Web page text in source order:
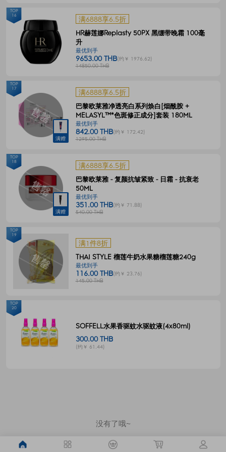
满6888享6.5折
HR赫莲娜Replasty 50PX 黑绷带晚霜 100毫
升
最优到手
9653.00 THB(约￥ 1976.62)
14850.00 THB
TOP
16
满赠
满6888享6.5折
巴黎欧莱雅净透亮白系列焕白[烟酰胺 +
MELASYL™*色斑修正成分]套装 180ML
最优到手
842.00 THB(约￥ 172.42)
1295.00 THB
TOP
17
满赠
满6888享6.5折
巴黎欧莱雅 - 复颜抗皱紧致 - 日霜 - 抗衰老
50ML
最优到手
351.00 THB(约￥ 71.88)
540.00 THB
TOP
18
满1件8折
THAI STYLE 榴莲牛奶水果糖榴莲糖240g
最优到手
116.00 THB(约￥ 23.76)
145.00 THB
TOP
19
SOFFELL水果香驱蚊水驱蚊液(4x80ml)
300.00 THB
(约￥ 61.44)
TOP
20
没有了哦~